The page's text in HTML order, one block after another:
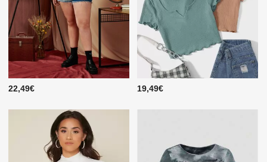
22,49€ 19,49€